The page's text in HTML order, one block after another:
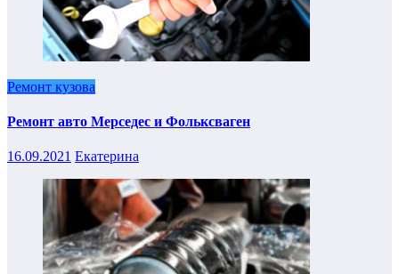
Ремонт кузова
Ремонт авто Мерседес и Фольксваген
16.09.2021 Екатерина